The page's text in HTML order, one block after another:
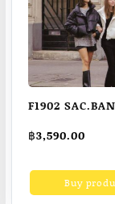
F1902
หนาวบุขนเป็ด รุ่
JACKET กันหน
฿3,590.00
Buy